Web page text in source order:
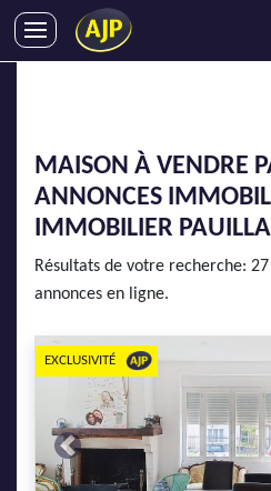
SYNDIC
IMMOBILIER NEUF
ENTREPRISES
DEVENIR FRANCHISÉ
AJP Recrute
MAISON À VENDRE
ANNONCES
IMMOBILIER
Résultats de votre recherche: 27
annonces en ligne.
Previous
EXCLUSIVITÉ